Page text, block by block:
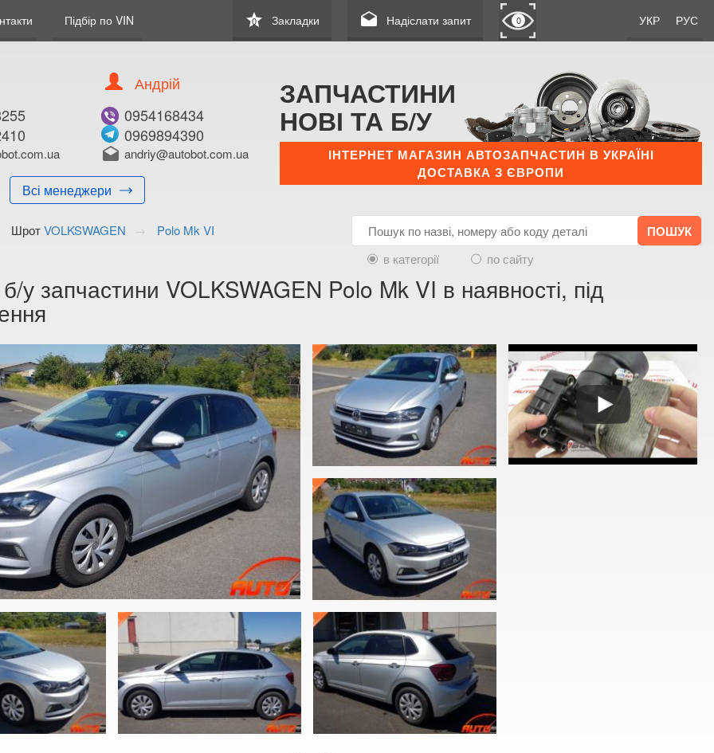
Підбір по VIN УКР РУС
star
0 Закладки drafts Надіслати запит 0
Всі менеджери
Андрій
0954168434
0969894390
drafts andriy@autobot.com.ua
ЗАПЧАСТИНИ
НОВІ ТА Б/У
ІНТЕРНЕТ МАГАЗИН АВТОЗАПЧАСТИН В УКРАЇНІ
ДОСТАВКА З ЄВРОПИ
ШротVOLKSWAGEN
Polo Mk VI
в категорії
по сайту
у запчастини VOLKSWAGEN Polo Mk VI в наявності, під